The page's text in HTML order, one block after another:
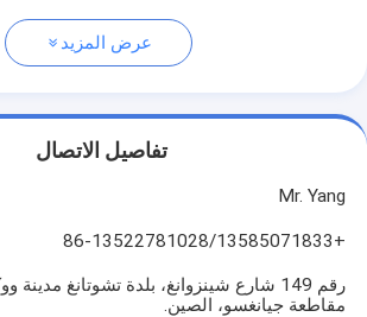
عرض المزيد
تفاصيل الاتصال
Mr. Yang
+86-13522781028/13585071833
رقم 149 شارع شينزوانغ، بلدة تشوتانغ
مقاطعة جيانغسو، الصين.